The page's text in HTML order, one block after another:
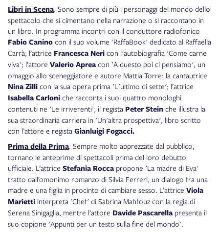
Libri in Scena. Sono sempre di più i personaggi del mondo dello
spettacolo che si cimentano nella narrazione o si raccontano in
un libro. In programma incontri con il conduttore radiofonico
Fabio Canino con il suo volume 'RaffaBook' dedicato al Raffaella
Carrà; l’attrice Francesca Neri con l'autobiografia 'Come carne
viva'; l’attore Valerio Aprea con 'A questo poi ci pensiamo', un
omaggio allo sceneggiatore e autore Mattia Torre; la cantautrice
Nina Zilli con la sua opera prima 'L'ultimo di sette'; l’attrice
Isabella Carloni che racconta i suoi quattro monologhi
contenuti ne 'Le irriverenti'; il regista Peter Stein che illustra la
sua straordinaria carriera in 'Un'altra prospettiva', libro scritto
con l’attore e regista Gianluigi Fogacci.
Prima della Prima. Sempre molto apprezzate dal pubblico,
tornano le anteprime di spettacoli prima del loro debutto
ufficiale. L’attrice Stefania Rocca propone 'La madre di Eva'
tratto dall’omonimo romanzo di Silvia Ferreri, un dialogo fra una
madre e una figlia in procinto di cambiare sesso. L’attrice Viola
Marietti interpreta 'Chef' di Sabrina Mahfouz con la regia di
Serena Sinigaglia, mentre l’attore Davide Pascarella presenta il
suo copione 'Appunti per un testo sulla fine del mondo'.